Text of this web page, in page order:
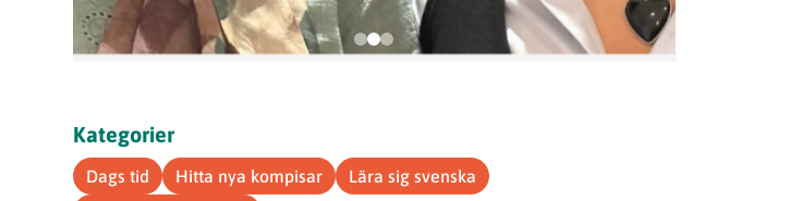
Kategorier
Dags tid Hitta nya kompisar
Lära sig svenska